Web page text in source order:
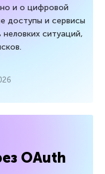
и о цифровой
доступы и сервисы
ситуаций,
OAuth